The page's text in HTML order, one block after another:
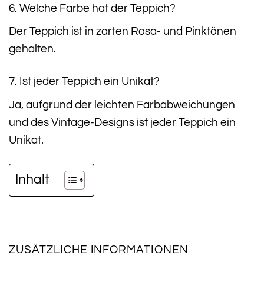
6. Welche Farbe hat der Teppich?
Der Teppich ist in zarten Rosa- und Pinktönen
gehalten.
7. Ist jeder Teppich ein Unikat?
Ja, aufgrund der leichten Farbabweichungen
und des Vintage-Designs ist jeder Teppich ein
Unikat.
Inhalt
ZUSÄTZLICHE INFORMATIONEN